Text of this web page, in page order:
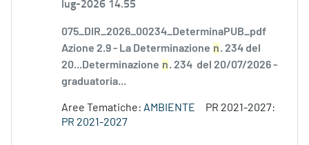
lug-2026 14.55
075_DIR_2026_00234_DeterminaPUB_pdf
Azione 2.9 - La Determinazione n. 234 del
20...Determinazione n. 234 del 20/07/2026 -
graduatoria...
Aree Tematiche: AMBIENTE
PR 2021-2027:
PR 2021-2027